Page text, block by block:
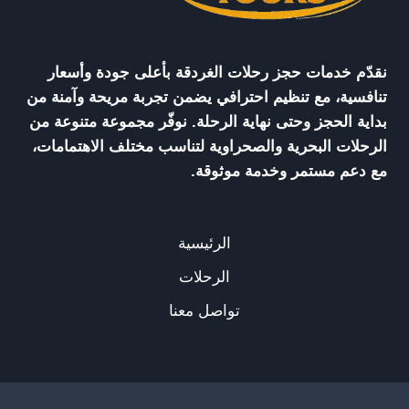
t
i
o
نقدّم خدمات حجز رحلات الغردقة بأعلى جودة وأسعار
تنافسية، مع تنظيم احترافي يضمن تجربة مريحة وآمنة من
بداية الحجز وحتى نهاية الرحلة. نوفّر مجموعة متنوعة من
الرحلات البحرية والصحراوية لتناسب مختلف الاهتمامات،
مع دعم مستمر وخدمة موثوقة.
الرئيسية
الرحلات
تواصل معنا